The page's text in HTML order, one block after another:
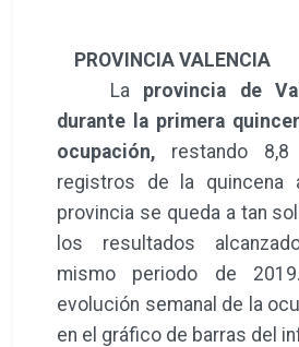
PROVINCIA VALENCIA
La provincia de
durante la primera
ocupación, restando
registros de la quincena
provincia se queda a tan
los resultados
mismo periodo de
evolución semanal de la
en el gráfico de barras del